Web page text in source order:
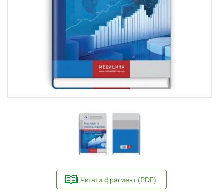
Читати фрагмент (PDF)